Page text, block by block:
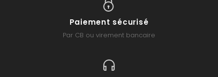
Paiement sécurisé
Par CB ou virement bancaire